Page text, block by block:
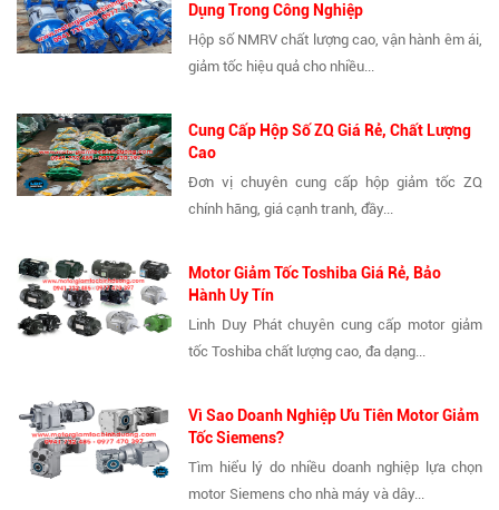
Dụng Trong Công Nghiệp
Hộp số NMRV chất lượng cao, vận hành êm ái,
giảm tốc hiệu quả cho nhiều...
Cung Cấp Hộp Số ZQ Giá Rẻ, Chất Lượng
Cao
Đơn vị chuyên cung cấp hộp giảm tốc ZQ
chính hãng, giá cạnh tranh, đầy...
Motor Giảm Tốc Toshiba Giá Rẻ, Bảo
Hành Uy Tín
Linh Duy Phát chuyên cung cấp motor giảm
tốc Toshiba chất lượng cao, đa dạng...
Vì Sao Doanh Nghiệp Ưu Tiên Motor Giảm
Tốc Siemens?
Tìm hiểu lý do nhiều doanh nghiệp lựa chọn
motor Siemens cho nhà máy và dây...